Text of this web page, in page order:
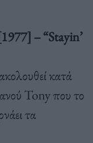
– “Stayin’
κατά
Tony που το
τα